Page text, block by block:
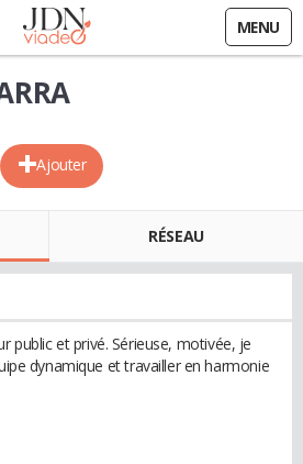
MENU
Ajouter
RÉSEAU
public et privé. Sérieuse, motivée, je
dynamique et travailler en harmonie